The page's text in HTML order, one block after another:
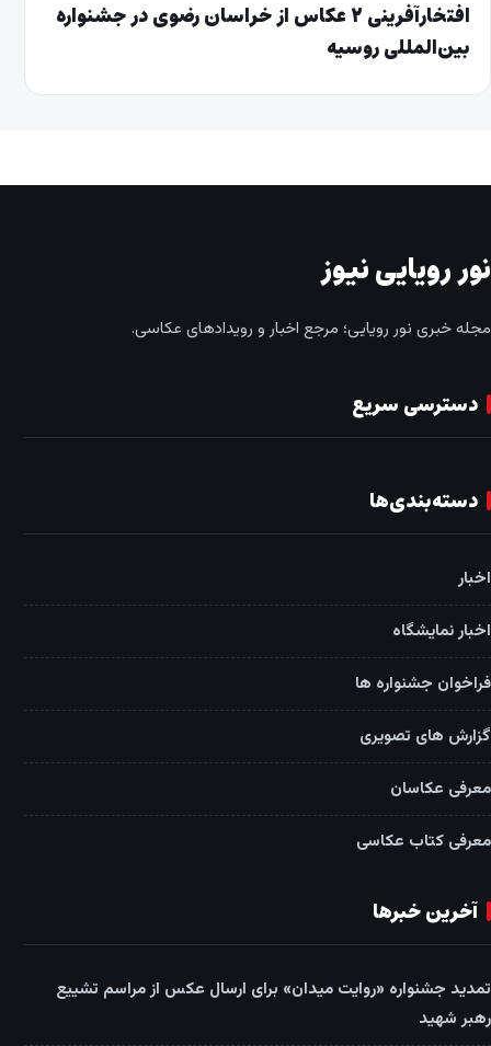
افتخارآفرینی ۲ عکاس از خراسان رضوی در جشنواره
بین‌المللی روسیه
نور رویایی نیوز
مجله خبری نور رویایی؛ مرجع اخبار و رویدادهای عکاسی.
دسترسی سریع
دسته‌بندی‌ها
اخبار
اخبار نمایشگاه
فراخوان جشنواره ها
گزارش های تصویری
معرفی عکاسان
معرفی کتاب عکاسی
آخرین خبرها
تمدید جشنواره «روایت میدان» برای ارسال عکس از مراسم تشییع
رهبر شهید